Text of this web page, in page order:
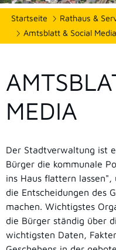
Startseite Rathaus &
Amtsblatt & Social Media
MEDIA
Der Stadtverwaltung ist
Bürger die kommunale
ins Haus flattern
die Entscheidungen des
machen. Wichtigstes
die Bürger ständig über
wichtigsten Daten,